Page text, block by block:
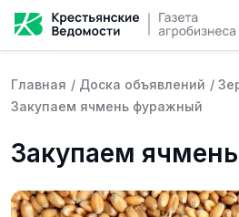
Главная / Доска объявлений /
Закупаем ячмень фуражный
Закупаем